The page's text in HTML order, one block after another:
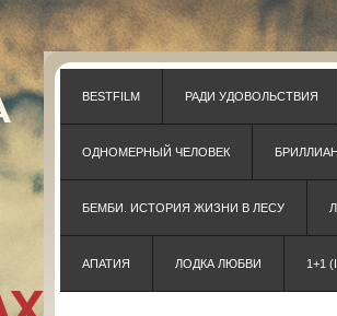
BESTFILM РАДИ УДОВОЛЬСТВИЯ
ОДНОМЕРНЫЙ ЧЕЛОВЕК
БЕМБИ. ИСТОРИЯ ЖИЗНИ В ЛЕСУ
АПАТИЯ ЛОДКА ЛЮБВИ 1+1